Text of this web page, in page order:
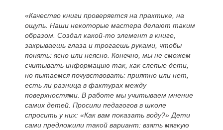
«Качество книги проверяется на практике, на
ощупь. Наши некоторые мастера делают таким
образом. Создал какой-то элемент в книге,
закрываешь глаза и трогаешь руками, чтобы
понять: ясно или неясно. Конечно, мы не сможем
считывать информацию так, как слепые дети,
но пытаемся почувствовать: приятно или нет,
есть ли разница в фактурах между
поверхностями. В работе мы учитываем мнение
самих детей. Просили педагогов в школе
спросить у них: «Как вам показать воду?» Дети
сами предложили такой вариант: взять мягкую